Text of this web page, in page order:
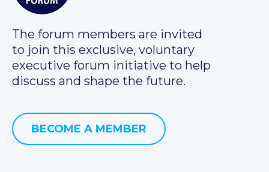
The forum members are invited
to join this exclusive, voluntary
executive forum initiative to help
discuss and shape the future.
BECOME A MEMBER